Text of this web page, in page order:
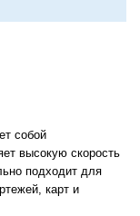
собой
высокую скорость
подходит для
карт и